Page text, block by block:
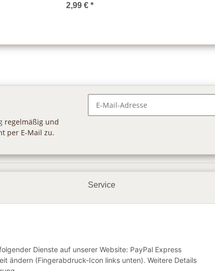
2,99 € *
regelmäßig und
per E-Mail zu.
Service
Dienste auf unserer Website: PayPal Express
ändern (Fingerabdruck-Icon links unten). Weitere Details